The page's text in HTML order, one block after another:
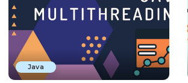
Java